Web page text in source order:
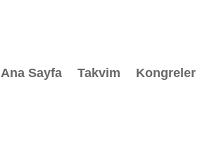
Ana Sayfa Takvim Kongreler